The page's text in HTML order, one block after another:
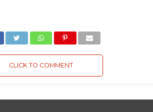
CLICK TO COMMENT